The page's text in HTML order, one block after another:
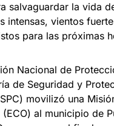
salvaguardar la vida
intensas, vientos
para las próximas
Nacional de
de Seguridad y
movilizó una
al municipio de